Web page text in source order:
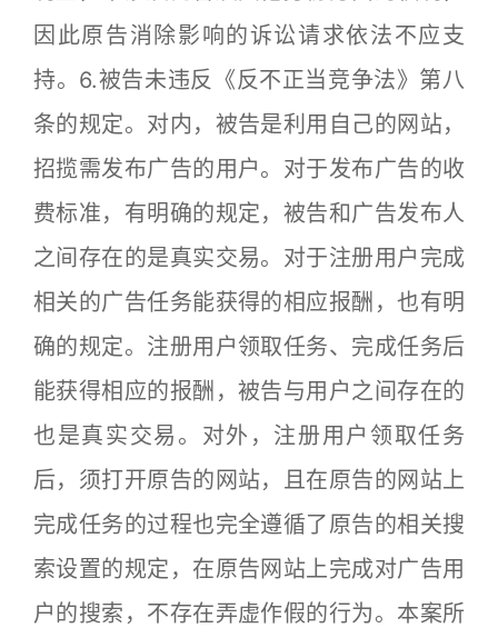
因此原告消除影响的诉讼请求依法不应支
持。6.被告未违反《反不正当竞争法》第八
条的规定。对内，被告是利用自己的网站，
招揽需发布广告的用户。对于发布广告的收
费标准，有明确的规定，被告和广告发布人
之间存在的是真实交易。对于注册用户完成
相关的广告任务能获得的相应报酬，也有明
确的规定。注册用户领取任务、完成任务后
能获得相应的报酬，被告与用户之间存在的
也是真实交易。对外，注册用户领取任务
后，须打开原告的网站，且在原告的网站上
完成任务的过程也完全遵循了原告的相关搜
索设置的规定，在原告网站上完成对广告用
户的搜索，不存在弄虚作假的行为。本案所